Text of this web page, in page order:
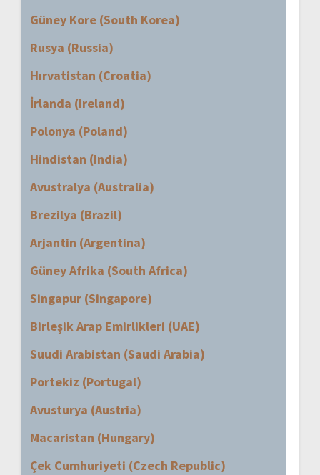
Güney Kore (South Korea)
Rusya (Russia)
Hırvatistan (Croatia)
İrlanda (Ireland)
Polonya (Poland)
Hindistan (India)
Avustralya (Australia)
Brezilya (Brazil)
Arjantin (Argentina)
Güney Afrika (South Africa)
Singapur (Singapore)
Birleşik Arap Emirlikleri (UAE)
Suudi Arabistan (Saudi Arabia)
Portekiz (Portugal)
Avusturya (Austria)
Macaristan (Hungary)
Çek Cumhuriyeti (Czech Republic)